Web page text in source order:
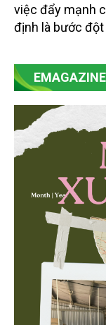
việc đẩy mạnh
định là bước đột
mạnh mẽ, thúc
minh bạch hóa
then chốt là
EMAGAZINE